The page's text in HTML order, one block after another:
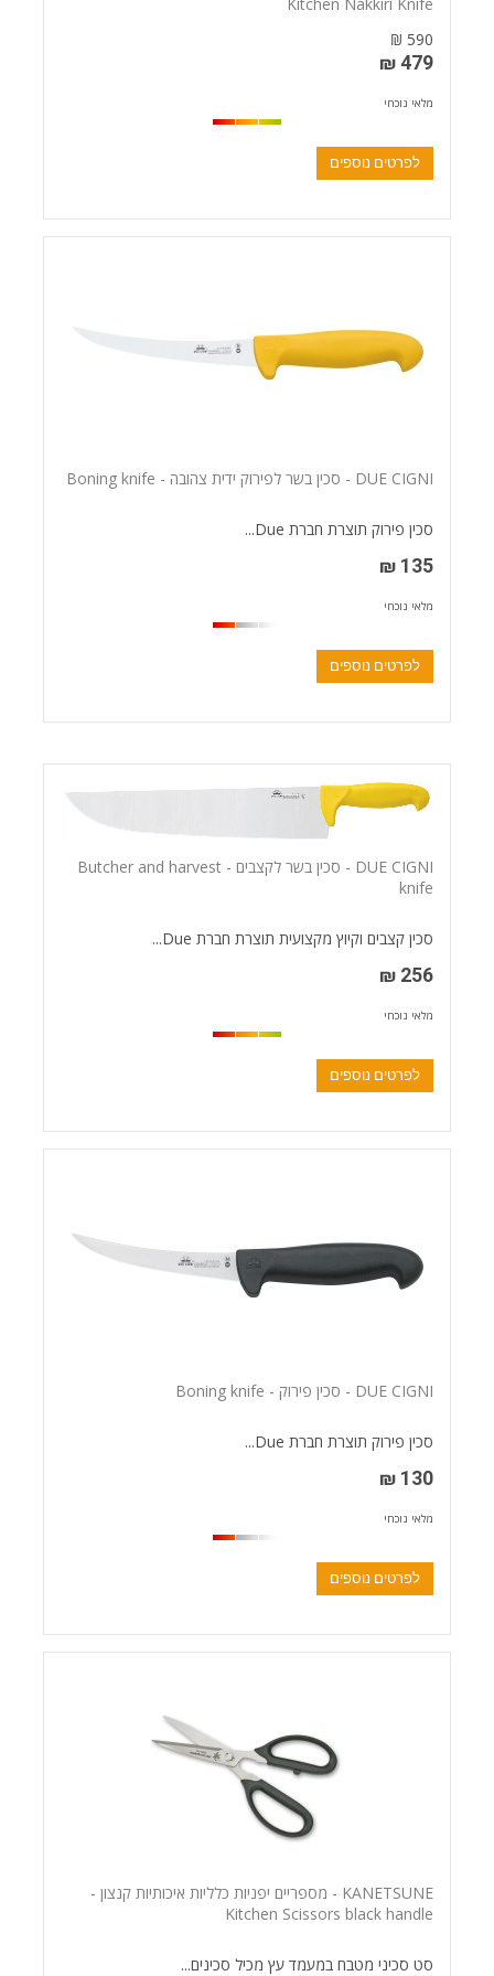
590 ₪
479 ₪
מלאי נוכחי
לפרטים נוספים
DUE CIGNI - סכין בשר לפירוק ידית צהובה - Boning knife
סכין פירוק תוצרת חברת Due...
135 ₪
מלאי נוכחי
לפרטים נוספים
DUE CIGNI - סכין בשר לקצבים - Butcher and harvest
knife
סכין קצבים וקיוץ מקצועית תוצרת חברת Due...
256 ₪
מלאי נוכחי
לפרטים נוספים
DUE CIGNI - סכין פירוק - Boning knife
סכין פירוק תוצרת חברת Due...
130 ₪
מלאי נוכחי
לפרטים נוספים
KANETSUNE - מספריים יפניות כלליות איכותיות קנצון -
Kitchen Scissors black handle
סט סכיני מטבח במעמד עץ מכיל סכינים...